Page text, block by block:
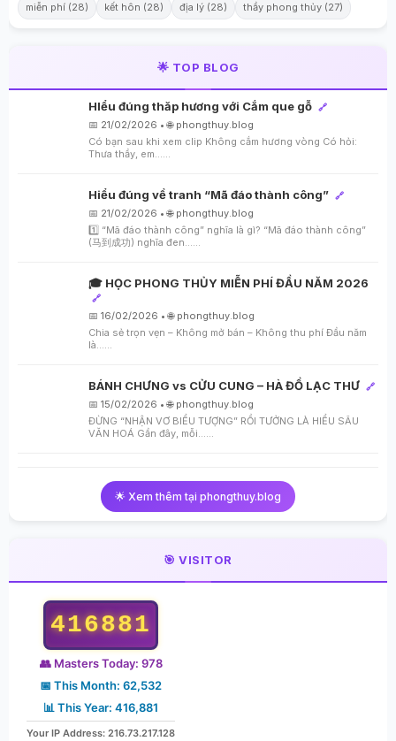
miễn phí (28)
kết hôn (28) địa lý (28) thầy phong thủy (27)
🌟 TOP BLOG
HIểu đúng thăp hương với Cắm que gỗ 🔗
📅 21/02/2026 • 🌐 phongthuy.blog
Có bạn sau khi xem clip Không cắm hương vòng Có hỏi:
Thưa thầy, em…...
Hiểu đúng về tranh “Mã đáo thành công” 🔗
📅 21/02/2026 • 🌐 phongthuy.blog
1️⃣ “Mã đáo thành công” nghĩa là gì? “Mã đáo thành công”
(马到成功) nghĩa đen…...
🎓 HỌC PHONG THỦY MIỄN PHÍ ĐẦU NĂM 2026
🔗
📅 16/02/2026 • 🌐 phongthuy.blog
Chia sẻ trọn vẹn – Không mở bán – Không thu phí Đầu năm
là…...
BÁNH CHƯNG vs CỬU CUNG – HÀ ĐỒ LẠC THƯ 🔗
📅 15/02/2026 • 🌐 phongthuy.blog
ĐỪNG “NHẬN VƠ BIỂU TƯỢNG” RỒI TƯỞNG LÀ HIỂU SÂU
VĂN HOÁ Gần đây, mỗi…...
🌟 Xem thêm tại phongthuy.blog
🎯 VISITOR
416881
👥 Masters Today: 978
📅 This Month: 62,532
📊 This Year: 416,881
Your IP Address: 216.73.217.128